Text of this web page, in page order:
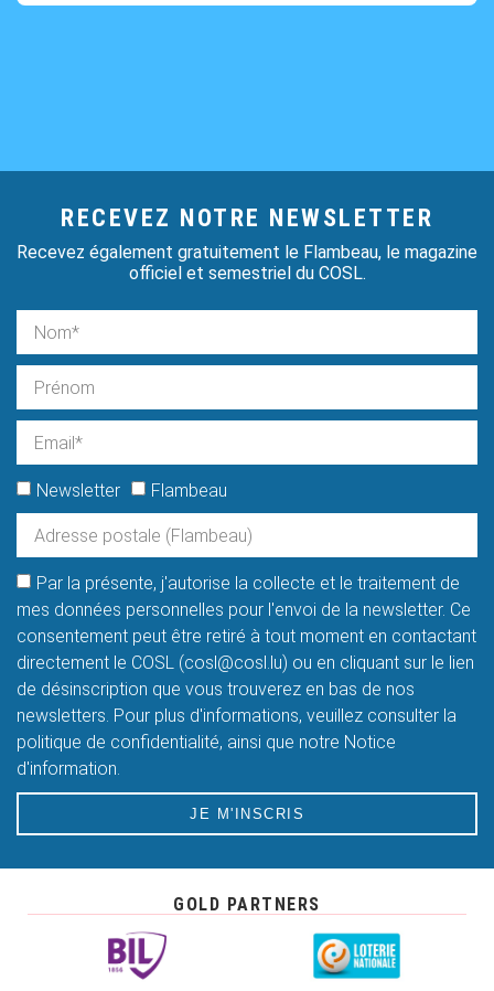
RECEVEZ NOTRE NEWSLETTER
Recevez également gratuitement le Flambeau, le magazine
officiel et semestriel du COSL.
Newsletter Flambeau
Par la présente, j'autorise la collecte et le traitement de
mes données personnelles pour l'envoi de la newsletter. Ce
consentement peut être retiré à tout moment en contactant
directement le COSL (cosl@cosl.lu) ou en cliquant sur le lien
de désinscription que vous trouverez en bas de nos
newsletters. Pour plus d'informations, veuillez consulter la
politique de confidentialité, ainsi que notre Notice
d'information.
JE M'INSCRIS
GOLD PARTNERS